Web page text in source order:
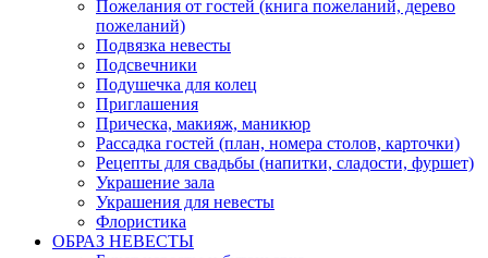
Пожелания от гостей (книга пожеланий, дерево
пожеланий)
Подвязка невесты
Подсвечники
Подушечка для колец
Приглашения
Прическа, макияж, маникюр
Рассадка гостей (план, номера столов, карточки)
Рецепты для свадьбы (напитки, сладости, фуршет)
Украшение зала
Украшения для невесты
Флористика
ОБРАЗ НЕВЕСТЫ